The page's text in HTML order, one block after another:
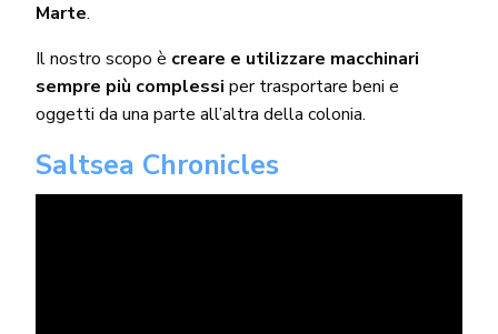
Marte.
Il nostro scopo è creare e utilizzare macchinari
sempre più complessiper trasportare beni e
oggetti da una parte all’altra della colonia.
Saltsea Chronicles